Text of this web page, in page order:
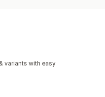
variants with easy